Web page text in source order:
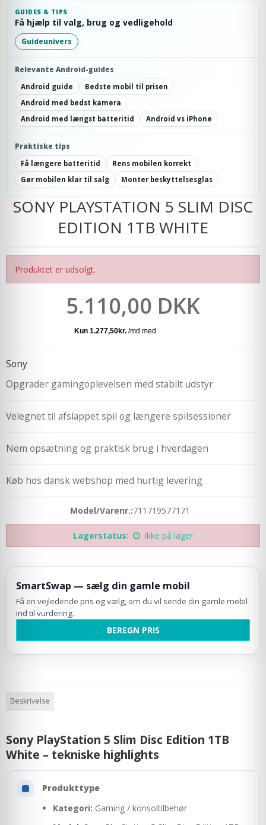
GUIDES & TIPS
Få hjælp til valg, brug og vedligehold
Guideunivers
Relevante Android-guides
Android guide
Bedste mobil til prisen
Android med bedst kamera
Android med længst batteritid
Android vs iPhone
Praktiske tips
Få længere batteritid
Rens mobilen korrekt
Gør mobilen klar til salg
Monter beskyttelsesglas
SONY PLAYSTATION 5 SLIM DISC
EDITION 1TB WHITE
Produktet er udsolgt.
5.110,00 DKK
Sony
Opgrader gamingoplevelsen med stabilt udstyr
Velegnet til afslappet spil og længere spilsessioner
Nem opsætning og praktisk brug i hverdagen
Køb hos dansk webshop med hurtig levering
Model/Varenr.:711719577171
Lagerstatus: Ikke på lager
SmartSwap — sælg din gamle mobil
Få en vejledende pris og vælg, om du vil sende din gamle mobil
ind til vurdering.
BEREGN PRIS
Beskrivelse
Sony PlayStation 5 Slim Disc Edition 1TB
White – tekniske highlights
Produkttype
Kategori: Gaming / konsoltilbehør